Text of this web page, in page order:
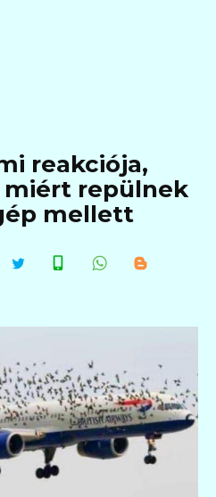
reakciója,
repülnek
mellett